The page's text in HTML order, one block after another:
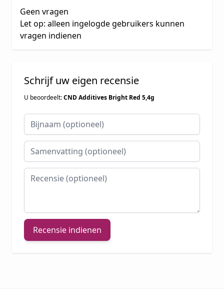
Geen vragen
Let op: alleen ingelogde gebruikers kunnen
vragen indienen
Schrijf uw eigen recensie
U beoordeelt:CND Additives Bright Red 5,4g
Bijnaam
Samenvatting
Recensie
Recensie indienen